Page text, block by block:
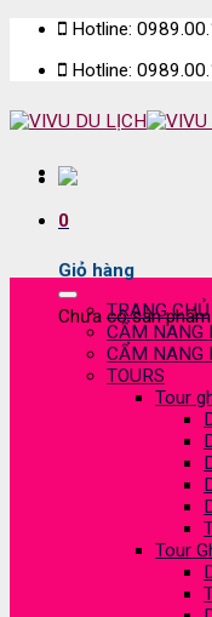
Skip
content
Hotline:
Hotline:
0
Giỏ hàng
Chưa có sảnTRANG CHỦ
CẨM NANG
CẨM NANG
TOURS
Tour
Tour